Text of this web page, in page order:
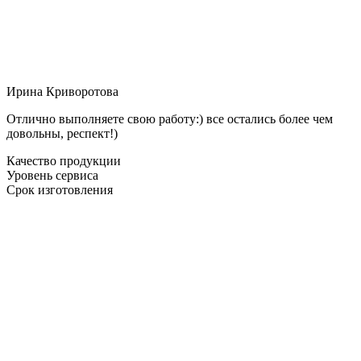
Ирина Криворотова
Отлично выполняете свою работу:) все остались более чем
довольны, респект!)
Качество продукции
Уровень сервиса
Срок изготовления